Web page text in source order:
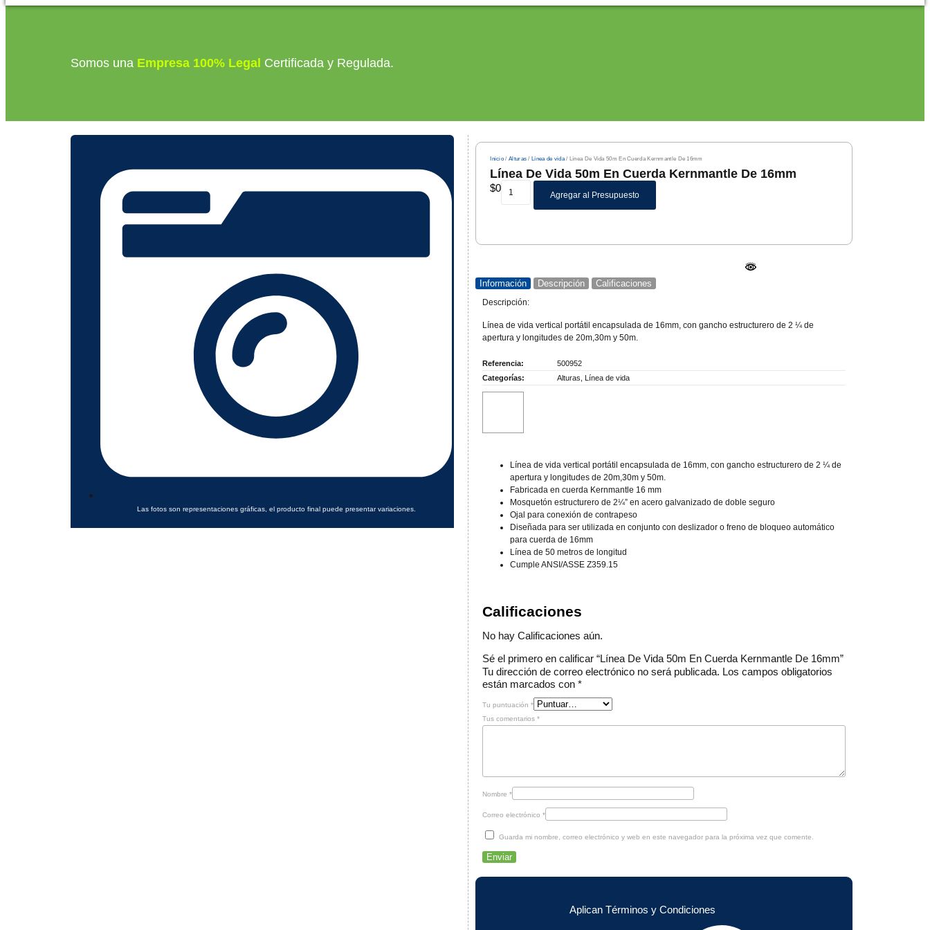
Somos una Empresa 100% Legal Certificada y Regulada.
Las fotos son representaciones gráficas, el producto final puede presentar variaciones.
Inicio /Alturas /Línea de vida/ Línea De Vida 50m En Cuerda Kernmantle De 16mm
Línea De Vida 50m En Cuerda Kernmantle De 16mm
$0
Agregar al Presupuesto
Información Descripción Calificaciones
Descripción:
Línea de vida vertical portátil encapsulada de 16mm, con gancho estructurero de 2 ¼ de
apertura y longitudes de 20m,30m y 50m.
Referencia:
500952
Categorías:
Alturas Línea de vida
Línea de vida vertical portátil encapsulada de 16mm, con gancho estructurero de 2 ¼ de
apertura y longitudes de 20m,30m y 50m.
Fabricada en cuerda Kernmantle 16 mm
Mosquetón estructurero de 2¼” en acero galvanizado de doble seguro
Ojal para conexión de contrapeso
Diseñada para ser utilizada en conjunto con deslizador o freno de bloqueo automático
para cuerda de 16mm
Línea de 50 metros de longitud
Cumple ANSI/ASSE Z359.15
Calificaciones
No hay Calificaciones aún.
Sé el primero en calificar “Línea De Vida 50m En Cuerda Kernmantle De 16mm”
Tu dirección de correo electrónico no será publicada. Los campos obligatorios
están marcados con*
Tu puntuación*
Tus comentarios*
Nombre*
Correo electrónico*
Guarda mi nombre, correo electrónico y web en este navegador para la próxima vez que comente.
Aplican Términos y Condiciones